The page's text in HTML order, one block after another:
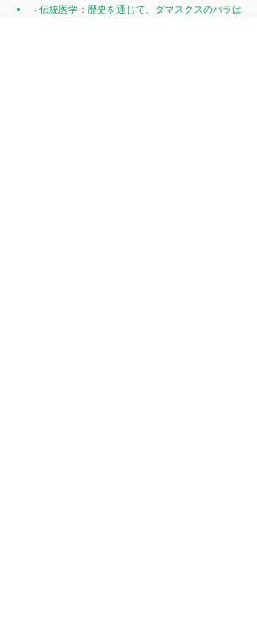
- 伝統医学：歴史を通じて、ダマスクスのバラは